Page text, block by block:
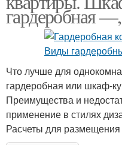
гардеробная
Что лучше для
гардеробная или шкаф-
Преимущества и
применение в стилях
Расчеты для размещения